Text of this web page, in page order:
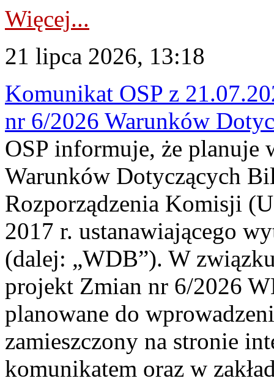
Więcej...
21 lipca 2026, 13:18
Komunikat OSP z
nr 6/2026 Warunków
OSP informuje, że planuje
Warunków Dotyczących
Rozporządzenia Komisji
2017 r. ustanawiającego
(dalej: „WDB”). W
projekt Zmian nr 6/2026
planowane do
zamieszczony na stronie
komunikatem oraz w